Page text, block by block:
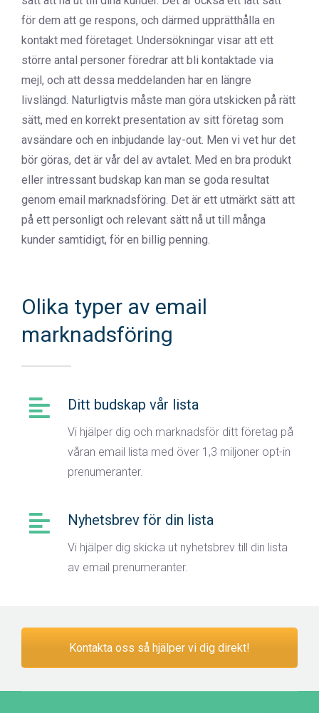
för dem att ge respons, och därmed upprätthålla en
kontakt med företaget. Undersökningar visar att ett
större antal personer föredrar att bli kontaktade via
mejl, och att dessa meddelanden har en längre
livslängd. Naturligtvis måste man göra utskicken på rätt
sätt, med en korrekt presentation av sitt företag som
avsändare och en inbjudande lay-out. Men vi vet hur det
bör göras, det är vår del av avtalet. Med en bra produkt
eller intressant budskap kan man se goda resultat
genom email marknadsföring. Det är ett utmärkt sätt att
på ett personligt och relevant sätt nå ut till många
kunder samtidigt, för en billig penning.
Olika typer av email
marknadsföring
Ditt budskap vår lista
Vi hjälper dig och marknadsför ditt företag på
våran email lista med över 1,3 miljoner opt-in
prenumeranter.
Nyhetsbrev för din lista
Vi hjälper dig skicka ut nyhetsbrev till din lista
av email prenumeranter.
Kontakta oss så hjälper vi dig direkt!